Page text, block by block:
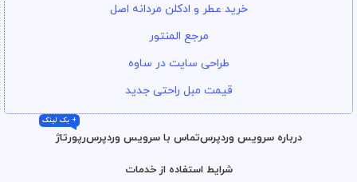
خرید عطر و ادکلن مردانه اصل
مرجع المنتور
طراحی سایت در ساوه
قیمت مبل راحتی جدید
درباره سرویس وردپرستماس با سرویس وردپرسرپورتاژ
+ بک لینک
شرایط استفاده از خدمات